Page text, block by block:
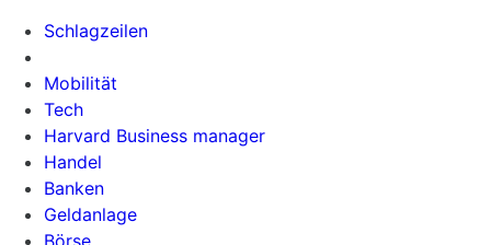
Schlagzeilen
Mobilität
Tech
Harvard Business manager
Handel
Banken
Geldanlage
Börse